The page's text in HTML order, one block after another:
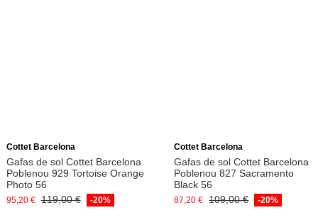
Cottet Barcelona
Gafas de sol Cottet Barcelona
Poblenou 929 Tortoise Orange
Photo 56
95,20 € 119,00 € -20%
Cottet Barcelona
Gafas de sol Cottet Barcelona
Poblenou 827 Sacramento
Black 56
87,20 € 109,00 € -20%